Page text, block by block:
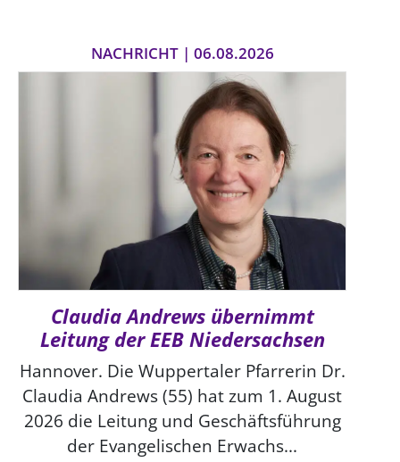
NACHRICHT | 06.08.2026
Claudia Andrews übernimmt
Leitung der EEB Niedersachsen
Hannover. Die Wuppertaler Pfarrerin Dr.
Claudia Andrews (55) hat zum 1. August
2026 die Leitung und Geschäftsführung
der Evangelischen Erwachs...